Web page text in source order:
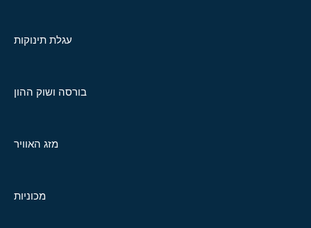
עגלת תינוקות
בורסה ושוק ההון
מזג האוויר
מכוניות